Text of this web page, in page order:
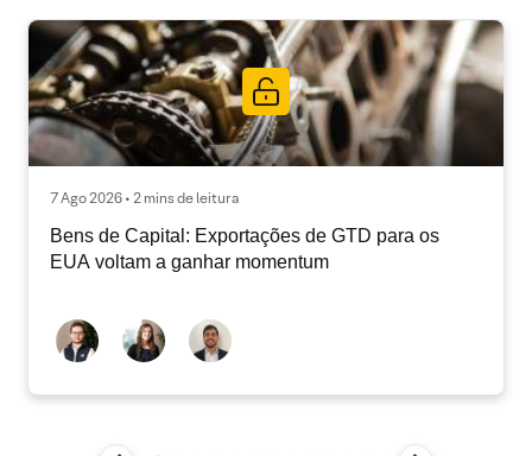
7 Ago 2026 • 2 mins de leitura
Bens de Capital: Exportações de GTD para os
EUA voltam a ganhar momentum